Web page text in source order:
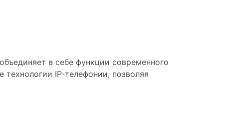
в себе функции современного
IP-телефонии, позволяя